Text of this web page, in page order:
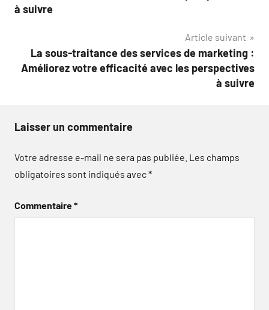
l’article
à suivre
Article suivant
La sous-traitance des services de marketing :
Améliorez votre efficacité avec les perspectives
à suivre
Laisser un commentaire
Votre adresse e-mail ne sera pas publiée. Les champs
obligatoires sont indiqués avec*
Commentaire*